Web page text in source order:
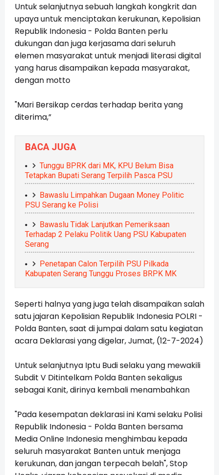
Untuk selanjutnya sebuah langkah kongkrit dan
upaya untuk menciptakan kerukunan, Kepolisian
Republik Indonesia - Polda Banten perlu
dukungan dan juga kerjasama dari seluruh
elemen masyarakat untuk menjadi literasi digital
yang harus disampaikan kepada masyarakat,
dengan motto
"Mari Bersikap cerdas terhadap berita yang
diterima,”
BACA JUGA
Tunggu BPRK dari MK, KPU Belum Bisa
Tetapkan Bupati Serang Terpilih Pasca PSU
Bawaslu Limpahkan Dugaan Money Politic
PSU Serang ke Polisi
Bawaslu Tidak Lanjutkan Pemeriksaan
Terhadap 2 Pelaku Politik Uang PSU Kabupaten
Serang
Penetapan Calon Terpilih PSU Pilkada
Kabupaten Serang Tunggu Proses BRPK MK
Seperti halnya yang juga telah disampaikan salah
satu jajaran Kepolisian Republik Indonesia POLRI -
Polda Banten, saat di jumpai dalam satu kegiatan
acara Deklarasi yang digelar, Jumat, (12-7-2024)
Untuk selanjutnya Iptu Budi selaku yang mewakili
Subdit V Ditintelkam Polda Banten sekaligus
sebagai Kanit, dirinya kembali menambahkan
"Pada kesempatan deklarasi ini Kami selaku Polisi
Republik Indonesia - Polda Banten bersama
Media Online Indonesia menghimbau kepada
seluruh masyarakat Banten untuk menjaga
kerukunan, dan jangan terpecah belah", Stop